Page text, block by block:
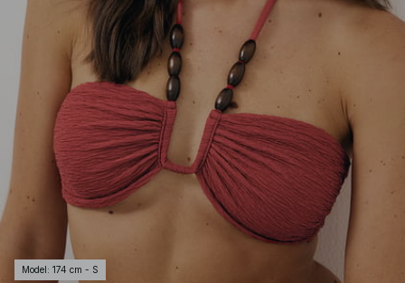
Model : 174 cm - S